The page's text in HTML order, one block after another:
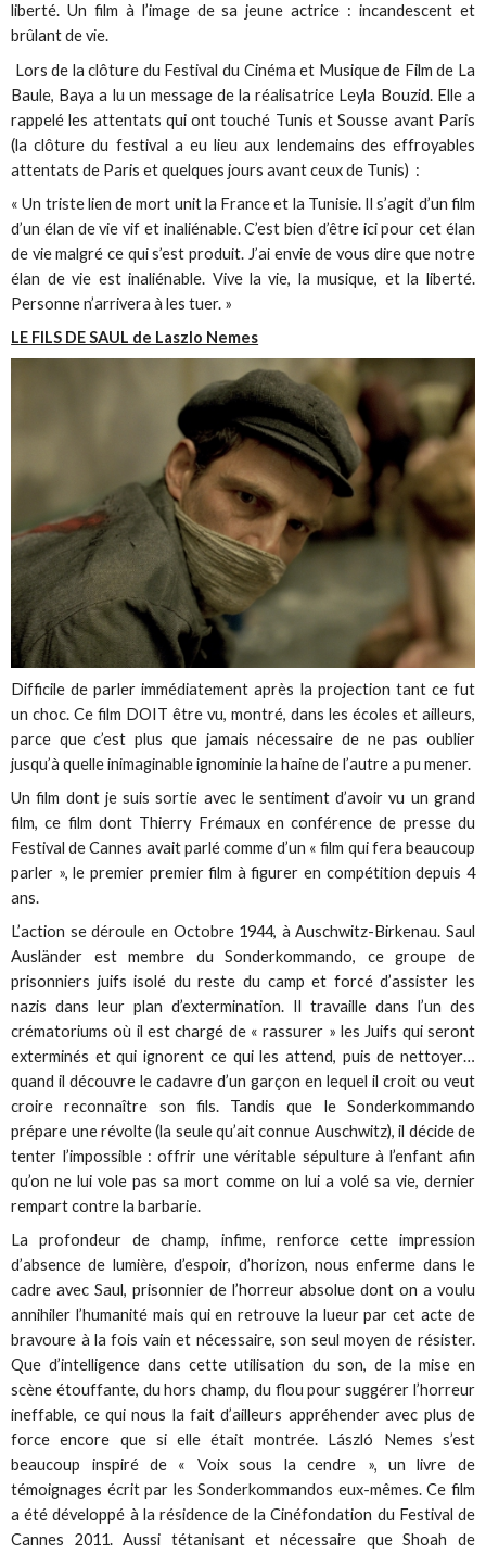
liberté. Un film à l’image de sa jeune actrice : incandescent et
brûlant de vie.
Lors de la clôture du Festival du Cinéma et Musique de Film de La
Baule, Baya a lu un message de la réalisatrice Leyla Bouzid. Elle a
rappelé les attentats qui ont touché Tunis et Sousse avant Paris
(la clôture du festival a eu lieu aux lendemains des effroyables
attentats de Paris et quelques jours avant ceux de Tunis) :
« Un triste lien de mort unit la France et la Tunisie. Il s’agit d’un film
d’un élan de vie vif et inaliénable. C’est bien d’être ici pour cet élan
de vie malgré ce qui s’est produit. J’ai envie de vous dire que notre
élan de vie est inaliénable. Vive la vie, la musique, et la liberté.
Personne n’arrivera à les tuer. »
LE FILS DE SAUL de Laszlo Nemes
Difficile de parler immédiatement après la projection tant ce fut
un choc. Ce film DOIT être vu, montré, dans les écoles et ailleurs,
parce que c’est plus que jamais nécessaire de ne pas oublier
jusqu’à quelle inimaginable ignominie la haine de l’autre a pu mener.
Un film dont je suis sortie avec le sentiment d’avoir vu un grand
film, ce film dont Thierry Frémaux en conférence de presse du
Festival de Cannes avait parlé comme d’un « film qui fera beaucoup
parler », le premier premier film à figurer en compétition depuis 4
ans.
L’action se déroule en Octobre 1944, à Auschwitz-Birkenau. Saul
Ausländer est membre du Sonderkommando, ce groupe de
prisonniers juifs isolé du reste du camp et forcé d’assister les
nazis dans leur plan d’extermination. Il travaille dans l’un des
crématoriums où il est chargé de « rassurer » les Juifs qui seront
exterminés et qui ignorent ce qui les attend, puis de nettoyer…
quand il découvre le cadavre d’un garçon en lequel il croit ou veut
croire reconnaître son fils. Tandis que le Sonderkommando
prépare une révolte (la seule qu’ait connue Auschwitz), il décide de
tenter l’impossible : offrir une véritable sépulture à l’enfant afin
qu’on ne lui vole pas sa mort comme on lui a volé sa vie, dernier
rempart contre la barbarie.
La profondeur de champ, infime, renforce cette impression
d’absence de lumière, d’espoir, d’horizon, nous enferme dans le
cadre avec Saul, prisonnier de l’horreur absolue dont on a voulu
annihiler l’humanité mais qui en retrouve la lueur par cet acte de
bravoure à la fois vain et nécessaire, son seul moyen de résister.
Que d’intelligence dans cette utilisation du son, de la mise en
scène étouffante, du hors champ, du flou pour suggérer l’horreur
ineffable, ce qui nous la fait d’ailleurs appréhender avec plus de
force encore que si elle était montrée. László Nemes s’est
beaucoup inspiré de « Voix sous la cendre », un livre de
témoignages écrit par les Sonderkommandos eux-mêmes. Ce film
a été développé à la résidence de la Cinéfondation du Festival de
Cannes 2011. Aussi tétanisant et nécessaire que Shoah de